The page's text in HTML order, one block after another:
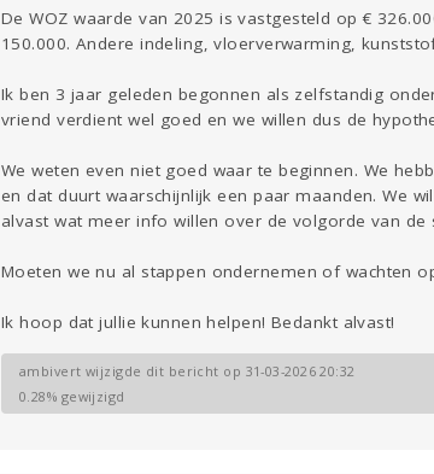
De WOZ waarde van 2025 is vastgesteld op €
150.000. Andere indeling, vloerverwarming,
Ik ben 3 jaar geleden begonnen als zelfstandig
vriend verdient wel goed en we willen dus de
We weten even niet goed waar te beginnen. We
en dat duurt waarschijnlijk een paar maanden. We
alvast wat meer info willen over de volgorde van de
Moeten we nu al stappen ondernemen of wachten
Ik hoop dat jullie kunnen helpen! Bedankt alvast!
ambivert wijzigde dit bericht op 31-03-2026 20:32
0.28% gewijzigd